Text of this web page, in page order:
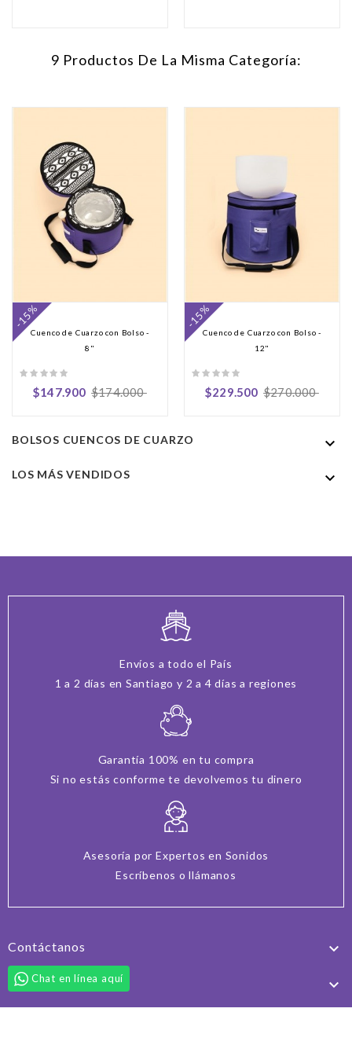
Chat en línea aquí
9 Productos De La Misma Categoría:
Cuenco de Cuarzo con Bolso -
8"
Precio
$147.900 Precio
$174.000
-15%
Cuenco de Cuarzo con Bolso -
12"
Precio
$229.500 Precio
$270.000
-15%
BOLSOS CUENCOS DE CUARZO 
LOS MÁS VENDIDOS 
Envíos a todo el País
1 a 2 días en Santiago y 2 a 4 días a regiones
Garantía 100% en tu compra
Si no estás conforme te devolvemos tu dinero
Asesoría por Expertos en Sonidos
Escríbenos o llámanos
Contáctanos 
Productos 